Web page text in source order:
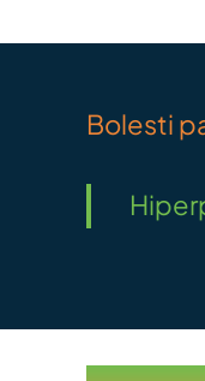
Bolesti